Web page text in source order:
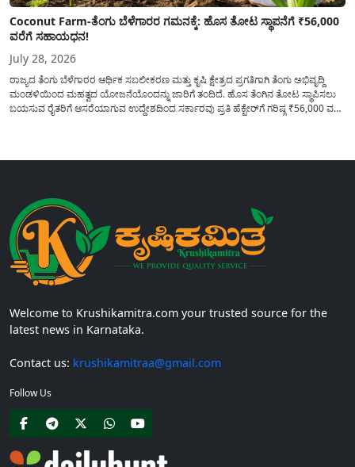
Coconut Farm-ತೆಂಗು ಬೆಳೆಗಾರರ ಗಮನಕ್ಕೆ: ಹೊಸ ತೋಟ ಸ್ಥಾಪನೆಗೆ ₹56,000
ವರೆಗೆ ಸಹಾಯಧನ!
July 28, 2026
ರಾಜ್ಯದ ತೆಂಗು ಬೆಳೆಗಾರರ ಆರ್ಥಿಕ ಸಬಲೀಕರಣ ಮತ್ತು ಕೃಷಿ ಕ್ಷೇತ್ರದ ಪ್ರಗತಿಗಾಗಿ ತೆಂಗು ಅಭಿವೃದ್ದಿ
ಮಂಡಳಿಯಿಂದ ಮಹತ್ವದ ಯೋಜನೆಯೊಂದನ್ನು ಜಾರಿಗೆ ತಂದಿದೆ. ಹೊಸ ತೆಂಗಿನ ತೋಟ ಸ್ಥಾಪಿಸಲು
ಬಯಸುವ ರೈತರಿಗೆ ಆಸರೆಯಾಗುವ ಉದ್ದೇಶದಿಂದ ಸರ್ಕಾರವು ಪ್ರತಿ ಹೆಕ್ಟೇರ್‌ಗೆ ಗರಿಷ್ಠ ₹56,000 ವರೆಗೆ
Welcome to Krushikamitra.com your trusted source for the
latest news in Karnataka.
Contact us: krushikamitraa@gmail.com
Follow Us